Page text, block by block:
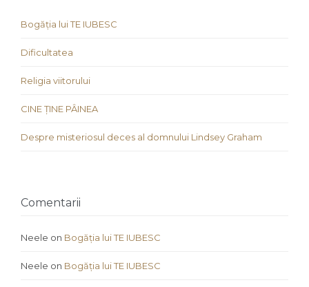
Bogăția lui TE IUBESC
Dificultatea
Religia viitorului
CINE ȚINE PÂINEA
Despre misteriosul deces al domnului Lindsey Graham
Comentarii
Neele on Bogăția lui TE IUBESC
Neele on Bogăția lui TE IUBESC